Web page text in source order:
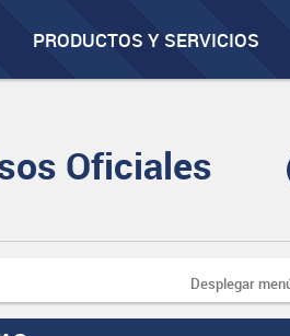
PRODUCTOS Y SERVICIOS
Oficiales
Desplegar